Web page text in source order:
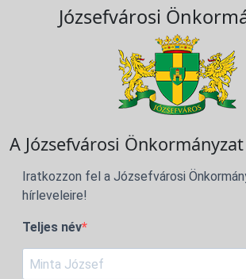
Józsefvárosi
A Józsefvárosi
Iratkozzon fel a Józsefvárosi
hírleveleire!
Teljes név